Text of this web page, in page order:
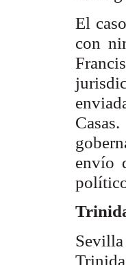
El
con
Casas.
envío